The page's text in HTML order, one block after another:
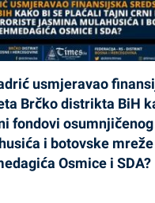
usmjeravao
Brčko distrikta BiH
fondovi
i botovske
Osmice i SDA?